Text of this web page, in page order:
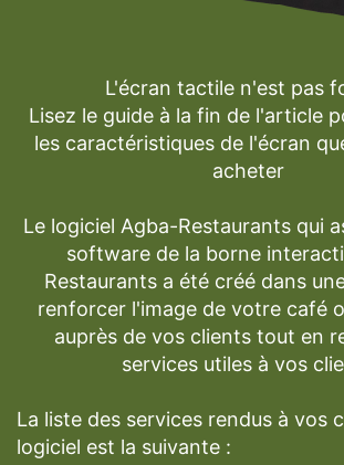
L'écran tactile n'est pas
Lisez le guide à la fin de l'article
les caractéristiques de l'écran
acheter
Le logiciel Agba-Restaurants qui
software de la borne
Restaurants a été créé dans
renforcer l'image de votre café
auprès de vos clients tout en
services utiles à vos
La liste des services rendus à vos
logiciel est la suivante :